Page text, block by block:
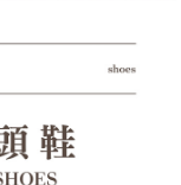
相關給付款項請求債
同意方可使用